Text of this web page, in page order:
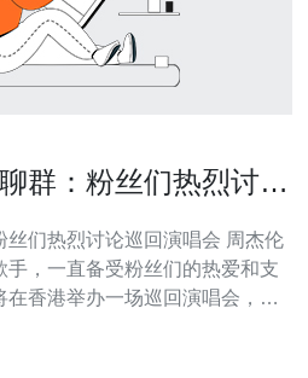
群：粉丝们热烈讨论
热烈讨论巡回演唱会 周杰伦
，一直备受粉丝们的热爱和支
香港举办一场巡回演唱会，引
会。 在周杰伦香港站